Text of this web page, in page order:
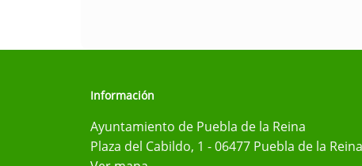
Información
Ayuntamiento de Puebla de la Reina
Plaza del Cabildo, 1 - 06477 Puebla de la